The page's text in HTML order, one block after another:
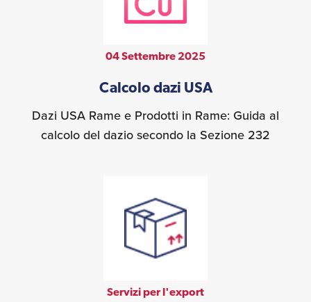
04 Settembre 2025
Calcolo dazi USA
Dazi USA Rame e Prodotti in Rame: Guida al
calcolo del dazio secondo la Sezione 232
Servizi per l'export